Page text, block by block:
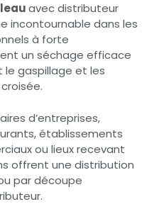
avec distributeur
incontournable dans les
à forte
un séchage efficace
gaspillage et les
d’entreprises,
établissements
ou lieux recevant
offrent une distribution
par découpe